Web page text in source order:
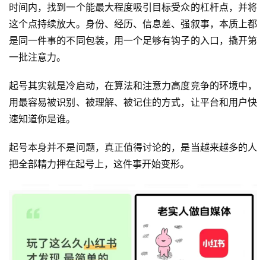
时间内，找到一个能最大程度吸引目标受众的杠杆点，并将
这个点持续放大。身份、经历、信息差、强叙事，本质上都
是同一件事的不同包装，用一个足够有钩子的入口，撬开第
一批注意力。
起号其实就是冷启动，在算法和注意力高度竞争的环境中，
用最容易被识别、被理解、被记住的方式，让平台和用户快
速知道你是谁。
起号本身并不是问题，真正值得讨论的，是当越来越多的人
把全部精力押在起号上，这件事开始变形。